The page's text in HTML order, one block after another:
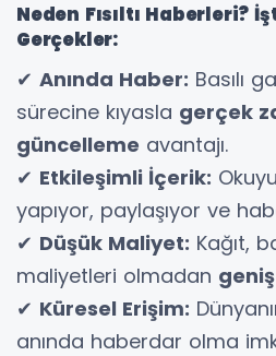
Neden Fısıltı Haberleri?
Gerçekler:
✔ Anında Haber: Basılı
sürecine kıyasla gerçek
güncelleme avantajı.
✔ Etkileşimli İçerik:
yapıyor, paylaşıyor ve
✔ Düşük Maliyet: Kağıt,
maliyetleri olmadan
✔ Küresel Erişim:
anında haberdar olma